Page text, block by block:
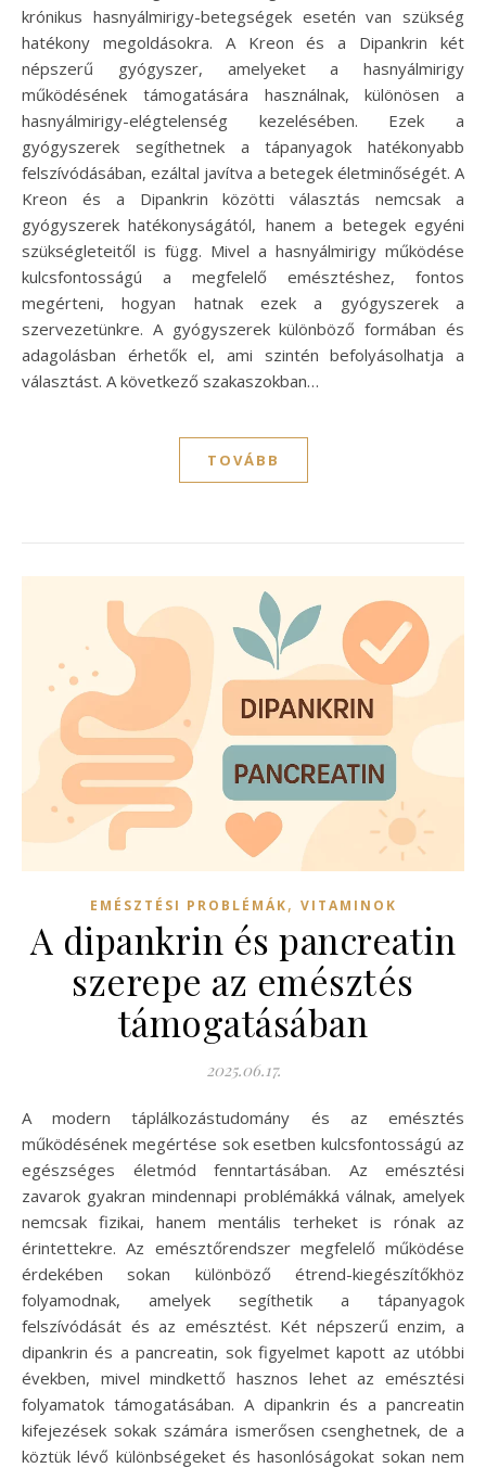
krónikus hasnyálmirigy-betegségek esetén van szükség
hatékony megoldásokra. A Kreon és a Dipankrin két
népszerű gyógyszer, amelyeket a hasnyálmirigy
működésének támogatására használnak, különösen a
hasnyálmirigy-elégtelenség kezelésében. Ezek a
gyógyszerek segíthetnek a tápanyagok hatékonyabb
felszívódásában, ezáltal javítva a betegek életminőségét. A
Kreon és a Dipankrin közötti választás nemcsak a
gyógyszerek hatékonyságától, hanem a betegek egyéni
szükségleteitől is függ. Mivel a hasnyálmirigy működése
kulcsfontosságú a megfelelő emésztéshez, fontos
megérteni, hogyan hatnak ezek a gyógyszerek a
szervezetünkre. A gyógyszerek különböző formában és
adagolásban érhetők el, ami szintén befolyásolhatja a
választást. A következő szakaszokban…
TOVÁBB
EMÉSZTÉSI PROBLÉMÁK, VITAMINOK
A dipankrin és pancreatin
szerepe az emésztés
támogatásában
2025.06.17.
A modern táplálkozástudomány és az emésztés
működésének megértése sok esetben kulcsfontosságú az
egészséges életmód fenntartásában. Az emésztési
zavarok gyakran mindennapi problémákká válnak, amelyek
nemcsak fizikai, hanem mentális terheket is rónak az
érintettekre. Az emésztőrendszer megfelelő működése
érdekében sokan különböző étrend-kiegészítőkhöz
folyamodnak, amelyek segíthetik a tápanyagok
felszívódását és az emésztést. Két népszerű enzim, a
dipankrin és a pancreatin, sok figyelmet kapott az utóbbi
években, mivel mindkettő hasznos lehet az emésztési
folyamatok támogatásában. A dipankrin és a pancreatin
kifejezések sokak számára ismerősen csenghetnek, de a
köztük lévő különbségeket és hasonlóságokat sokan nem